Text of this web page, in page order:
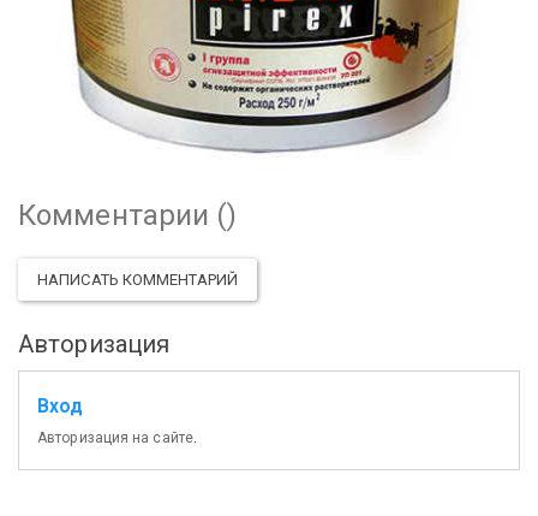
Комментарии ()
НАПИСАТЬ КОММЕНТАРИЙ
Авторизация
Вход
Авторизация на сайте.